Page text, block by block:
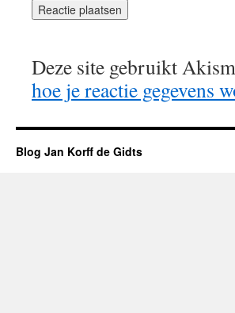
Deze site gebruikt
hoe je reactie gegevens
Blog Jan Korff de Gidts